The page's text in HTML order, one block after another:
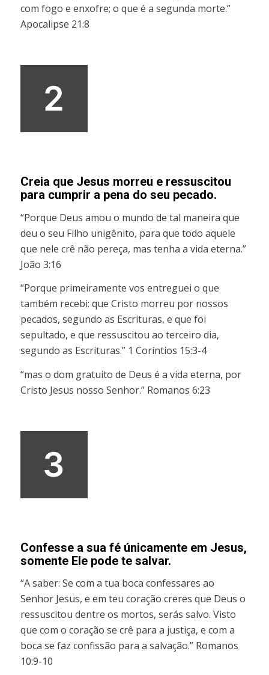
com fogo e enxofre; o que é a segunda morte.”
Apocalipse 21:8
2
Creia que Jesus morreu e ressuscitou
para cumprir a pena do seu pecado.
“Porque Deus amou o mundo de tal maneira que
deu o seu Filho unigênito, para que todo aquele
que nele crê não pereça, mas tenha a vida eterna.”
João 3:16
“Porque primeiramente vos entreguei o que
também recebi: que Cristo morreu por nossos
pecados, segundo as Escrituras, e que foi
sepultado, e que ressuscitou ao terceiro dia,
segundo as Escrituras.” 1 Coríntios 15:3-4
“mas o dom gratuito de Deus é a vida eterna, por
Cristo Jesus nosso Senhor.” Romanos 6:23
3
Confesse a sua fé únicamente em Jesus,
somente Ele pode te salvar.
“A saber: Se com a tua boca confessares ao
Senhor Jesus, e em teu coração creres que Deus o
ressuscitou dentre os mortos, serás salvo. Visto
que com o coração se crê para a justiça, e com a
boca se faz confissão para a salvação.” Romanos
10:9-10